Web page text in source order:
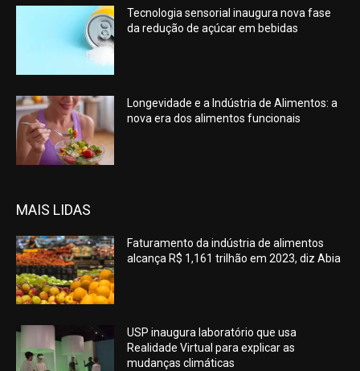
Tecnologia sensorial inaugura nova fase
da redução de açúcar em bebidas
Longevidade e a Indústria de Alimentos: a
nova era dos alimentos funcionais
MAIS LIDAS
Faturamento da indústria de alimentos
alcança R$ 1,161 trilhão em 2023, diz Abia
USP inaugura laboratório que usa
Realidade Virtual para explicar as
mudanças climáticas